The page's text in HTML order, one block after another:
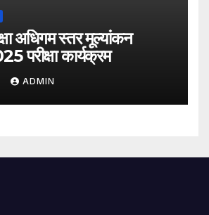
अधिगम स्तर मूल्यांकन
परीक्षा कार्यक्रम
ADMIN